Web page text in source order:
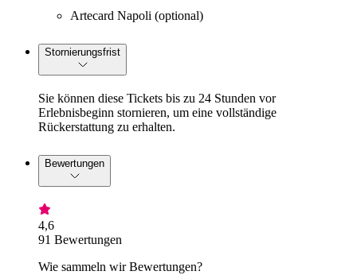
Artecard Napoli (optional)
Stornierungsfrist
Sie können diese Tickets bis zu 24 Stunden vor
Erlebnisbeginn stornieren, um eine vollständige
Rückerstattung zu erhalten.
Bewertungen
4,6
91 Bewertungen
Wie sammeln wir Bewertungen?